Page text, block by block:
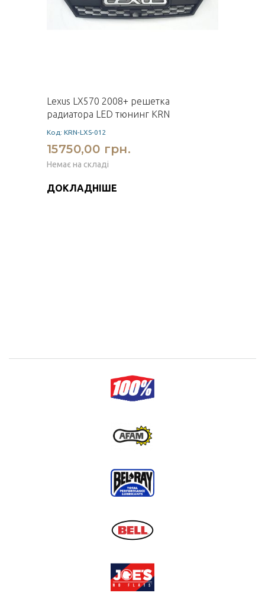
Lexus LX570 2008+ решетка
радиатора LED тюнинг KRN
Код: KRN-LXS-012
15750,00 грн.
Немає на складі
ДОКЛАДНІШЕ